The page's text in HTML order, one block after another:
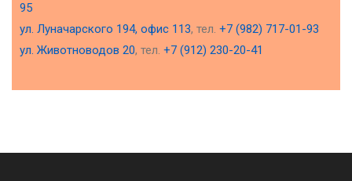
95
ул. Луначарского 194, офис 113, тел. +7 (982) 717-01-93
ул. Животноводов 20, тел. +7 (912) 230-20-41